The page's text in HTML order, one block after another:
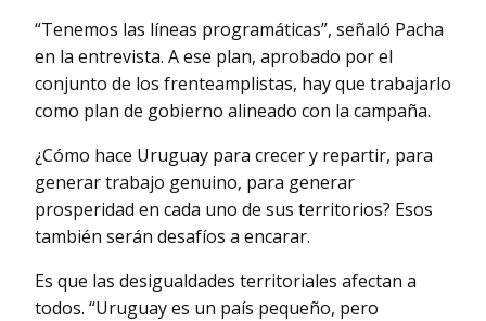
“Tenemos las líneas programáticas”, señaló Pacha
en la entrevista. A ese plan, aprobado por el
conjunto de los frenteamplistas, hay que trabajarlo
como plan de gobierno alineado con la campaña.
¿Cómo hace Uruguay para crecer y repartir, para
generar trabajo genuino, para generar
prosperidad en cada uno de sus territorios? Esos
también serán desafíos a encarar.
Es que las desigualdades territoriales afectan a
todos. “Uruguay es un país pequeño, pero